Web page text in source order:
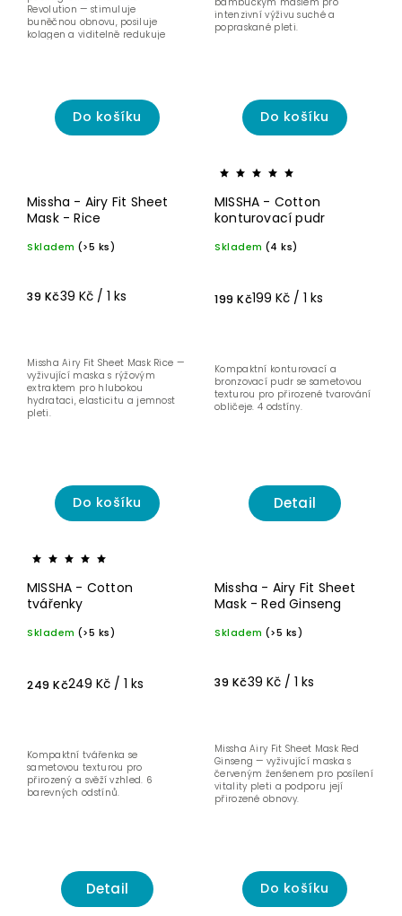
Do košíku
Revolution — stimuluje
buněčnou obnovu, posiluje
kolagen a viditelně redukuje
Do košíku
intenzivní výživu suché a
popraskané pleti.
Missha - Airy Fit Sheet
Mask - Rice
Skladem (>5 ks)
39 Kč39 Kč / 1 ks
Do košíku
Missha Airy Fit Sheet Mask Rice —
vyživující maska s rýžovým
extraktem pro hlubokou
hydrataci, elasticitu a jemnost
pleti.
MISSHA - Cotton
konturovací pudr
Skladem (4 ks)
199 Kč199 Kč / 1 ks
Detail
Kompaktní konturovací a
bronzovací pudr se sametovou
texturou pro přirozené tvarování
obličeje. 4 odstíny.
MISSHA - Cotton
tvářenky
Skladem (>5 ks)
249 Kč249 Kč / 1 ks
Detail
Kompaktní tvářenka se
sametovou texturou pro
přirozený a svěží vzhled. 6
barevných odstínů.
Missha - Airy Fit Sheet
Mask - Red Ginseng
Skladem (>5 ks)
39 Kč39 Kč / 1 ks
Do košíku
Missha Airy Fit Sheet Mask Red
Ginseng — vyživující maska s
červeným ženšenem pro posílení
vitality pleti a podporu její
přirozené obnovy.